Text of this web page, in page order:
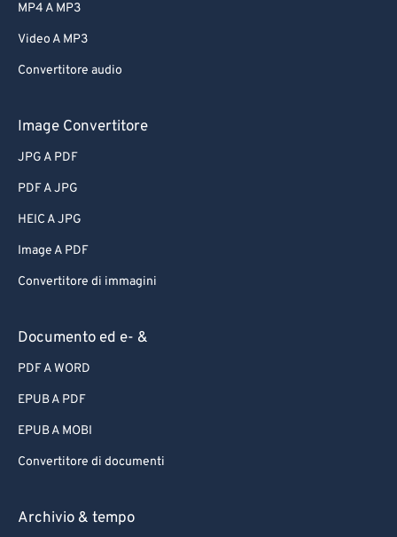
MP4 A MP3
Video A MP3
Convertitore audio
Image Convertitore
JPG A PDF
PDF A JPG
HEIC A JPG
Image A PDF
Convertitore di immagini
Documento ed e- &
PDF A WORD
EPUB A PDF
EPUB A MOBI
Convertitore di documenti
Archivio & tempo